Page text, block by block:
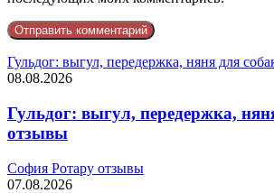
Гульдог: выгул, передержка, няня для
08.08.2026
Гульдог: выгул, передержка,
отзывы
София Ротару отзывы
07.08.2026